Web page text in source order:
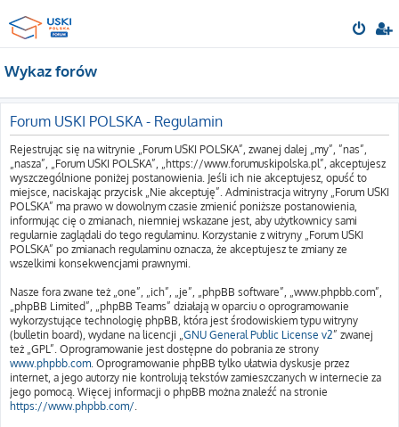
Wykaz forów
Forum USKI POLSKA - Regulamin
Rejestrując się na witrynie „Forum USKI POLSKA”, zwanej dalej „my”, ”nas”,
„nasza”, „Forum USKI POLSKA”, „https://www.forumuskipolska.pl”, akceptujesz
wyszczególnione poniżej postanowienia. Jeśli ich nie akceptujesz, opuść to
miejsce, naciskając przycisk „Nie akceptuję”. Administracja witryny „Forum USKI
POLSKA” ma prawo w dowolnym czasie zmienić poniższe postanowienia,
informując cię o zmianach, niemniej wskazane jest, aby użytkownicy sami
regularnie zaglądali do tego regulaminu. Korzystanie z witryny „Forum USKI
POLSKA” po zmianach regulaminu oznacza, że akceptujesz te zmiany ze
wszelkimi konsekwencjami prawnymi.
Nasze fora zwane też „one”, „ich”, „je”, „phpBB software”, „www.phpbb.com”,
„phpBB Limited”, „phpBB Teams” działają w oparciu o oprogramowanie
wykorzystujące technologię phpBB, która jest środowiskiem typu witryny
(bulletin board), wydane na licencji „GNU General Public License v2” zwanej
też „GPL”. Oprogramowanie jest dostępne do pobrania ze strony
www.phpbb.com. Oprogramowanie phpBB tylko ułatwia dyskusje przez
internet, a jego autorzy nie kontrolują tekstów zamieszczanych w internecie za
jego pomocą. Więcej informacji o phpBB można znaleźć na stronie
https://www.phpbb.com/.